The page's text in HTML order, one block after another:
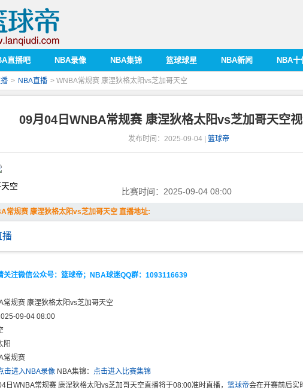
直播吧 NBA录像 NBA集锦 篮球球星 NBA新闻 NBA十
> NBA直播 > WNBA常规赛 康涅狄格太阳vs芝加哥天空
09月04日WNBA常规赛 康涅狄格太阳vs芝加哥天空
发布时间：2025-09-04 | 篮球帝
空
比赛时间： 2025-09-04 08:00
常规赛 康涅狄格太阳vs芝加哥天空 直播地址:
播
关注微信公众号：篮球帝；NBA球迷QQ群：1093116639
常规赛 康涅狄格太阳vs芝加哥天空
09-04 08:00
阳
常规赛
击进入NBA录像 NBA集锦： 点击进入比赛集锦
日WNBA常规赛 康涅狄格太阳vs芝加哥天空直播将于08:00准时直播， 篮球帝会在开赛前后实